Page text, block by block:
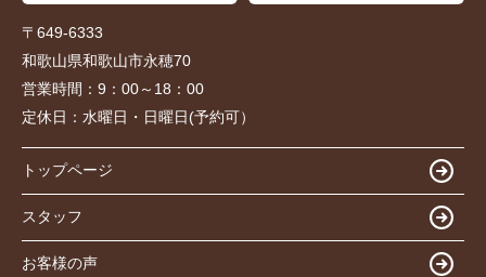
〒649-6333
和歌山県和歌山市永穂70
営業時間： 9：00～18：00
定休日： 水曜日・日曜日(予約可）
トップページ
スタッフ
お客様の声